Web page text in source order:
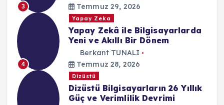
3
Temmuz 29, 2026
4
Yapay Zeka
Yapay Zekâ ile Bilgisayarlarda
Yeni ve Akıllı Bir Dönem
Berkant TUNALI
Temmuz 28, 2026
Dizüstü
Dizüstü Bilgisayarların 26 Yıllık
Güç ve Verimlilik Devrimi